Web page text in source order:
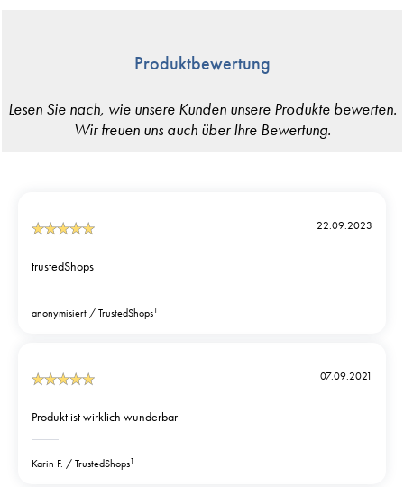
Produktbewertung
22.09.2023
trustedShops
anonymisiert TrustedShops1
07.09.2021
Produkt ist wirklich wunderbar
Karin F. TrustedShops1